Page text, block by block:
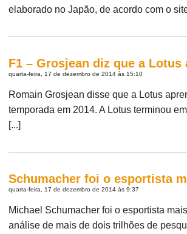
elaborado no Japão, de acordo com o
F1 – Grosjean diz que a Lotus
quarta-feira, 17 de dezembro de 2014 às 15:10
Romain Grosjean disse que a Lotus
temporada em 2014. A Lotus terminou
[...]
Schumacher foi o esportista
quarta-feira, 17 de dezembro de 2014 às 9:37
Michael Schumacher foi o esportista
análise de mais de dois trilhões de